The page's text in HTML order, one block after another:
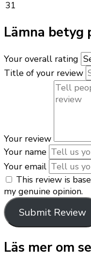
31
Lämna betyg
Your overall rating
Title of your review
Your review
Your name
Your email
This review is
my genuine opinion.
Submit Review
Läs mer om